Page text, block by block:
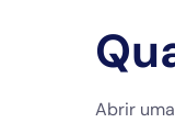
Abrir